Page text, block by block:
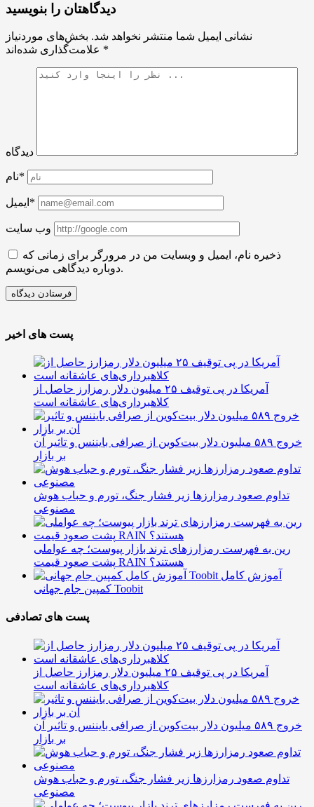
دیدگاهتان را بنویسید
نشانی ایمیل شما منتشر نخواهد شد. بخش‌های موردنیاز
*
دیدگاه
نام*
ایمیل*
وب سایت
ذخیره نام، ایمیل و وبسایت من در مرورگر برای زمانی که
دوباره دیدگاهی می‌نویسم.
پست های اخیر
آمریکا در پی توقیف ۲۵ میلیون دلار رمزارز حاصل از
کلاهبرداری‌های عاشقانه است
خروج ۵۸۹ میلیون دلار بیت‌کوین از صرافی بایننس و تاثیر آن
بر بازار
تداوم صعود رمزارزها زیر فشار جنگ، تورم و حباب هوش
مصنوعی
رین به فهرست رمزارزهای ترند بازار پیوست؛ چه عواملی
پشت صعود قیمت RAIN هستند؟
آموزش کامل
کمپین جام جهانی Toobit
پست های تصادفی
آمریکا در پی توقیف ۲۵ میلیون دلار رمزارز حاصل از
کلاهبرداری‌های عاشقانه است
خروج ۵۸۹ میلیون دلار بیت‌کوین از صرافی بایننس و تاثیر آن
بر بازار
تداوم صعود رمزارزها زیر فشار جنگ، تورم و حباب هوش
مصنوعی